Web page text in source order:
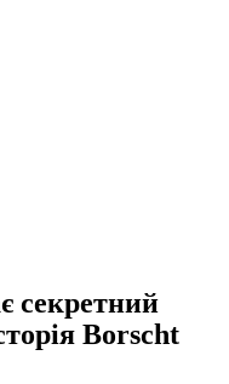
секретний
Borscht